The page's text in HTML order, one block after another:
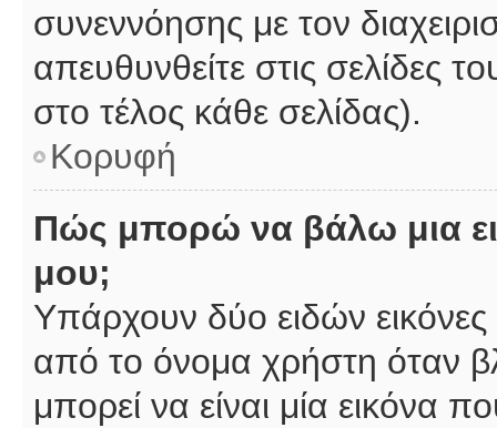
συνεννόησης με τον
απευθυνθείτε στις
στο τέλος κάθε σελίδας).
Κορυφή
Πώς μπορώ να βάλω μια
μου;
Υπάρχουν δύο ειδών
από το όνομα χρήστη όταν
μπορεί να είναι μία εικόνα